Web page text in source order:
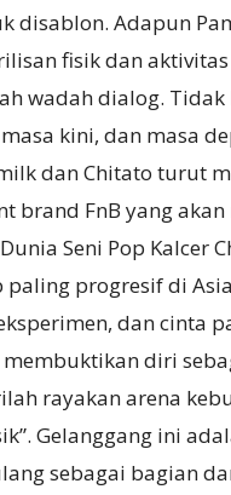
disablon. Adapun
fisik dan
wadah dialog.
kini, dan masa
dan Chitato turut
brand FnB yang
Seni Pop Kalcer
progresif di
dan cinta
membuktikan diri
rayakan arena
Gelanggang ini
sebagai bagian